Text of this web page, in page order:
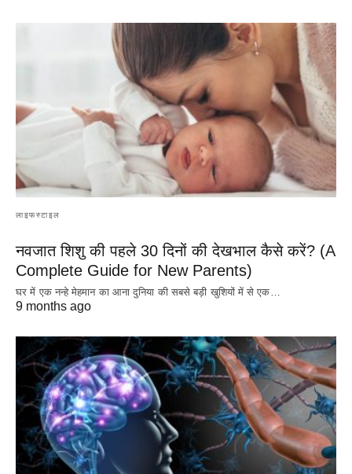
लाइफस्टाइल
नवजात शिशु की पहले 30 दिनों की देखभाल कैसे करें? (A
Complete Guide for New Parents)
घर में एक नन्हे मेहमान का आना दुनिया की सबसे बड़ी खुशियों में से एक…
9 months ago